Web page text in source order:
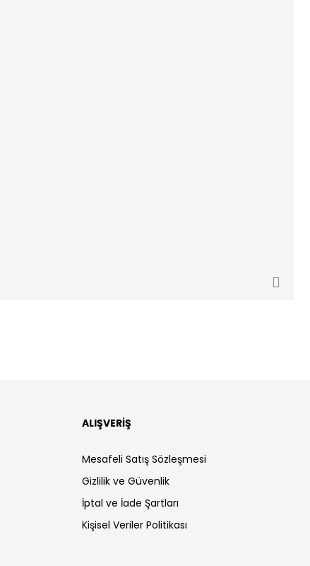
ALIŞVERİŞ
Mesafeli Satış Sözleşmesi
Gizlilik ve Güvenlik
İptal ve İade Şartları
Kişisel Veriler Politikası